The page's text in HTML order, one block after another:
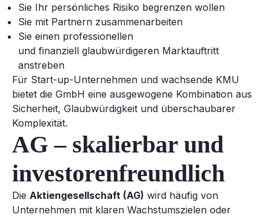
Sie Ihr persönliches Risiko begrenzen wollen
Sie mit Partnern zusammenarbeiten
Sie einen professionellen
und finanziell glaubwürdigeren Marktauftritt
anstreben
Für Start-up-Unternehmen und wachsende KMU
bietet die GmbH eine ausgewogene Kombination aus
Sicherheit, Glaubwürdigkeit und überschaubarer
Komplexität.
AG – skalierbar und
investorenfreundlich
Die Aktiengesellschaft (AG) wird häufig von
Unternehmen mit klaren Wachstumszielen oder